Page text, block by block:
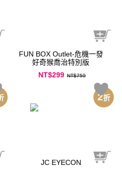
FUN BOX Outlet-危機一發
好奇猴喬治特別版
NT$299 NT$759
JC EYECON
2折